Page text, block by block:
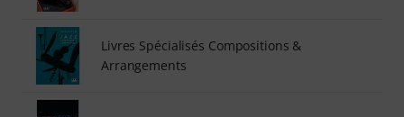
Livres Spécialisés Compositions &
Arrangements